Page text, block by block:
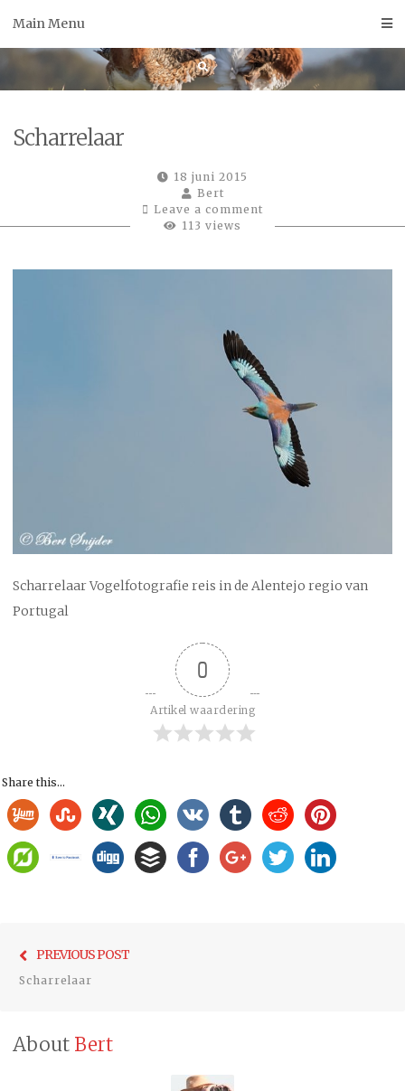
Main Menu
Scharrelaar
18 juni 2015
Bert
Leave a comment
113 views
Scharrelaar Vogelfotografie reis in de Alentejo regio van
Portugal
0
Artikel waardering
Share this...
navigatie
PREVIOUS POST
Scharrelaar
About Bert